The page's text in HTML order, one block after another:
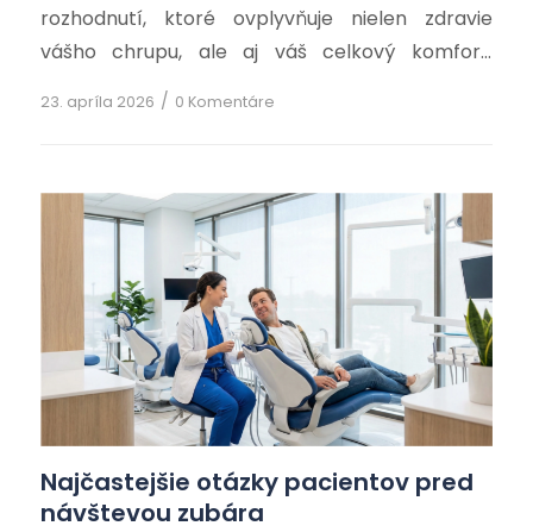
rozhodnutí, ktoré ovplyvňuje nielen zdravie
vášho chrupu, ale aj váš celkový komfort,
dôveru a ochotu pravidelne absolvovať
preventívne prehliadky. Správny zubár nie je len
23. apríla 2026 / 0 Komentáre
Najčastejšie otázky pacientov pred
návštevou zubára